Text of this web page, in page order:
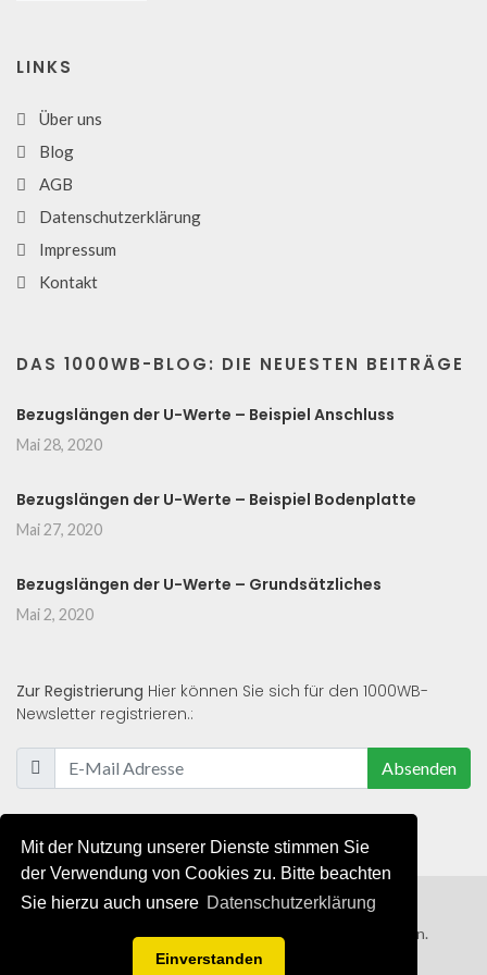
Mit der Nutzung unserer Dienste stimmen Sie
der Verwendung von Cookies zu. Bitte beachten
Sie hierzu auch unsere Datenschutzerklärung
Einverstanden
LINKS
Über uns
Blog
AGB
Datenschutzerklärung
Impressum
Kontakt
DAS 1000WB-BLOG: DIE NEUESTEN BEITRÄGE
Bezugslängen der U-Werte – Beispiel Anschluss
Mai 28, 2020
Bezugslängen der U-Werte – Beispiel Bodenplatte
Mai 27, 2020
Bezugslängen der U-Werte – Grundsätzliches
Mai 2, 2020
Zur Registrierung Hier können Sie sich für den 1000WB-
Newsletter registrieren.:
Absenden
© 2019 - 2021 - Alle Rechte von 1000WB vorbehalten.
AGB/Datenschutzerklärung